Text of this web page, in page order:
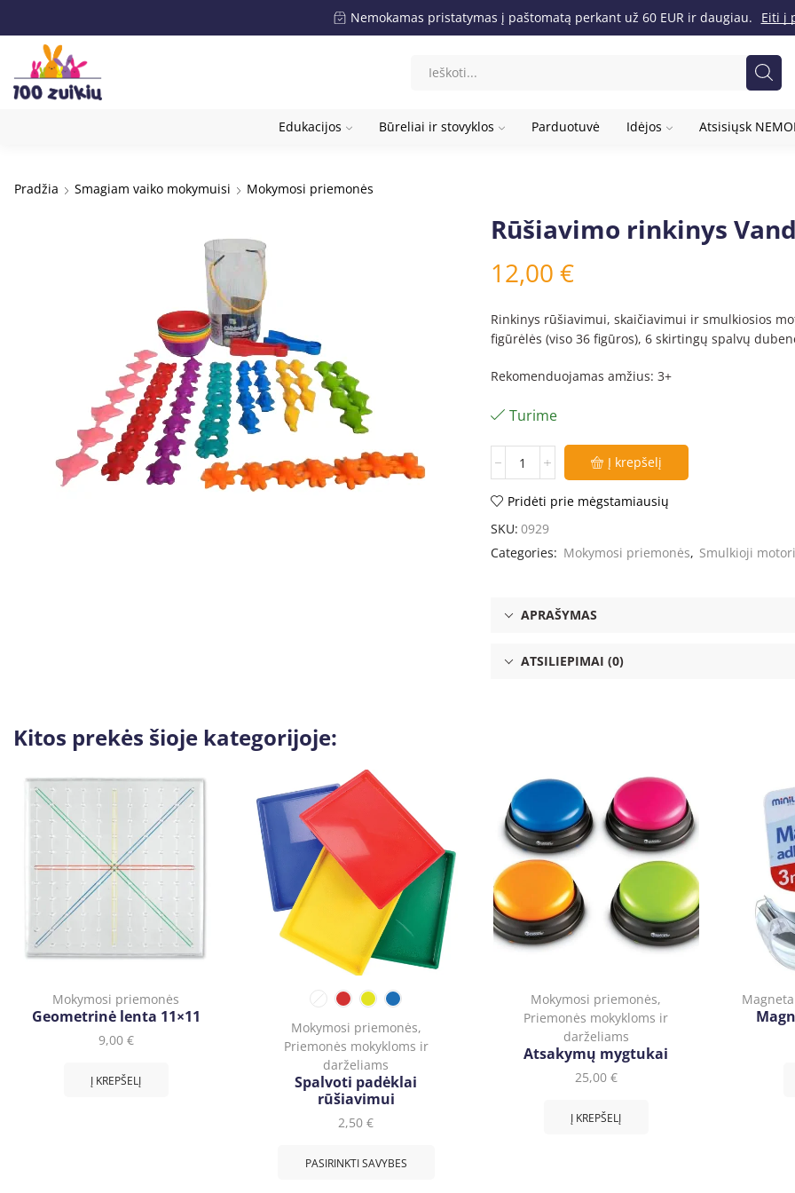
Nemokamas pristatymas į paštomatą perkant už 60 EUR ir daugiau. Eiti į
Edukacijos Būreliai ir stovyklos Parduotuvė Idėjos Atsisiųsk
Pradžia Smagiam vaiko mokymuisi Mokymosi priemonės
Rūšiavimo rinkinys
12,00 €
Rinkinys rūšiavimui, skaičiavimui ir smulkiosios
figūrėlės (viso 36 figūros), 6 skirtingų spalvų
Rekomenduojamas amžius: 3+
Turime
Į krepšelį
Pridėti prie mėgstamiausių
SKU: 0929
Categories: Mokymosi priemonės, Smulkioji
APRAŠYMAS
ATSILIEPIMAI (0)
Kitos prekės šioje kategorijoje:
Mokymosi priemonės
Geometrinė lenta 11×11
9,00 €
Į KREPŠELĮ
Mokymosi priemonės,
Priemonės mokykloms ir
darželiams
Spalvoti padėklai
rūšiavimui
2,50€
PASIRINKTI SAVYBES
Mokymosi priemonės,
Priemonės mokykloms ir
darželiams
Atsakymų mygtukai
25,00 €
Į KREPŠELĮ